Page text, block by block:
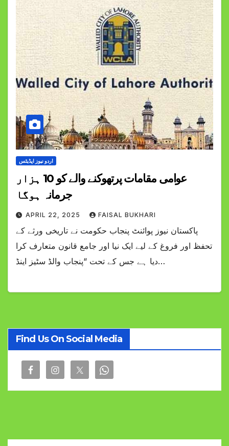
اردو نیوز اپڈیٹس
عوامی مقامات پرتھوکنے والے کو 10 ہزار
جرمانہ ہوگا
APRIL 22, 2025 FAISAL BUKHARI
پاکستان نیوز پوائنٹ پنجاب حکومت نے تاریخی ورثے کے
تحفظ اور فروغ کے لیے ایک نیا اور جامع قانون متعارف کرا
دیا ہے جس کے تحت “پنجاب والڈ سٹیز اینڈ…
Find Us On Social Media